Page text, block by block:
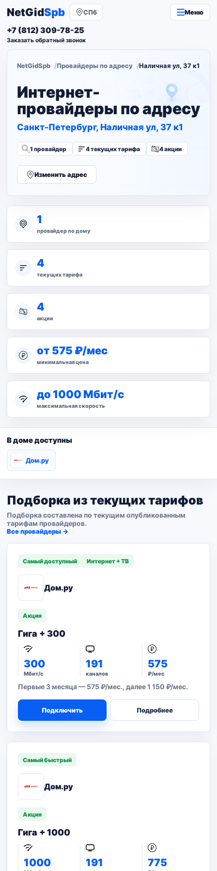
NetGidSpb СПб Меню
+7 (812) 309-78-25
Заказать обратный звонок
NetGidSpb Провайдеры по адресу Наличная ул, 37 к1
Интернет-
провайдеры по адресу
Санкт-Петербург, Наличная ул, 37 к1
1 провайдер 4 текущих тарифа 4 акции
Изменить адрес
1
провайдер по дому
4
текущих тарифа
4
акции
от 575 ₽/мес
минимальная цена
до 1000 Мбит/с
максимальная скорость
В доме доступны
Дом.ру
Подборка из текущих тарифов
Подборка составлена по текущим опубликованным
тарифам провайдеров.
Все провайдеры →
Самый доступный Интернет + ТВ
Дом.ру
Акция
Гига + 300
300
Мбит/с
191
каналов
575
₽/мес
Первые 3 месяца — 575 ₽/мес., далее 1 150 ₽/мес.
Подключить Подробнее
Самый быстрый
Дом.ру
Акция
Гига + 1000
1000 191 775